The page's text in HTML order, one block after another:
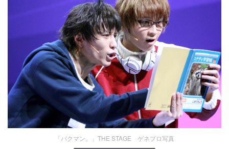
「バクマン。」THE STAGE ゲネプロ写真